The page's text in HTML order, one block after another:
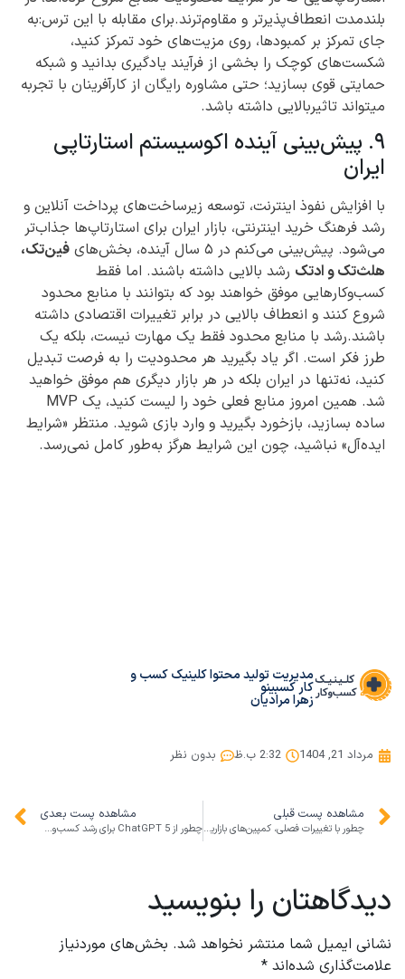
بلندمدت انعطاف‌پذیرتر و مقاوم‌ترند.برای مقابله با این ترس:به
جای تمرکز بر کمبودها، روی مزیت‌های خود تمرکز کنید،
شکست‌های کوچک را بخشی از فرآیند یادگیری بدانید و شبکه
حمایتی قوی بسازید؛ حتی مشاوره رایگان از کارآفرینان با تجربه
میتواند تاثیربالایی داشته باشد.
۹. پیش‌بینی آینده اکوسیستم استارتاپی
ایران
با افزایش نفوذ اینترنت، توسعه زیرساخت‌های پرداخت آنلاین و
رشد فرهنگ خرید اینترنتی، بازار ایران برای استارتاپ‌ها جذاب‌تر
می‌شود. پیش‌بینی می‌کنم در ۵ سال آینده، بخش‌های
فین‌تک،
هلث‌تک و ادتک رشد بالایی داشته باشند. اما فقط
کسب‌وکارهایی موفق خواهند بود که بتوانند با منابع محدود
شروع کنند و انعطاف بالایی در برابر تغییرات اقتصادی داشته
باشند.رشد با منابع محدود فقط یک مهارت نیست، بلکه یک
طرز فکر است. اگر یاد بگیرید هر محدودیت را به فرصت تبدیل
کنید، نه‌تنها در ایران بلکه در هر بازار دیگری هم موفق خواهید
شد. همین امروز منابع فعلی خود را لیست کنید، یک MVP
ساده بسازید، بازخورد بگیرید و وارد بازی شوید. منتظر «شرایط
ایده‌آل» نباشید، چون این شرایط هرگز به‌طور کامل نمی‌رسد.
مدیریت تولید محتوا کلینیک کسب و
کار کسبینو
زهرا مرادیان
مرداد 21, 1404 2:32 ب.ظ بدون نظر
مشاهده پست قبلی
چطور با تغییرات فصلی، کمپین‌های بازاریابی لحظه‌ای کسب‌وکار خود را متحول کنیم؟
مشاهده پست بعدی
چطور از ChatGPT 5 برای رشد کسب‌وکار و بازاریابی استفاده کنیم؟
دیدگاهتان را بنویسید
نشانی ایمیل شما منتشر نخواهد شد. بخش‌های موردنیاز
علامت‌گذاری شده‌اند *